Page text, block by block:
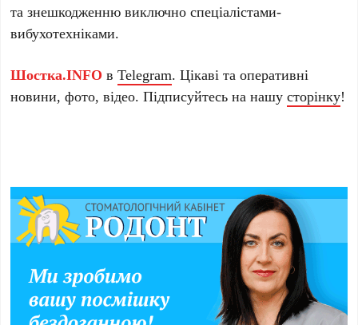
та знешкодженню виключно спеціалістами-
вибухотехніками.
Шостка.INFO вTelegram. Цікаві та оперативні
новини, фото, відео. Підписуйтесь на нашусторінку!